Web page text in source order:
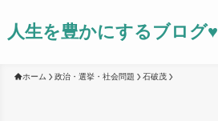
人生を豊かにするブログ♥
ホーム 政治・選挙・社会問題 石破茂